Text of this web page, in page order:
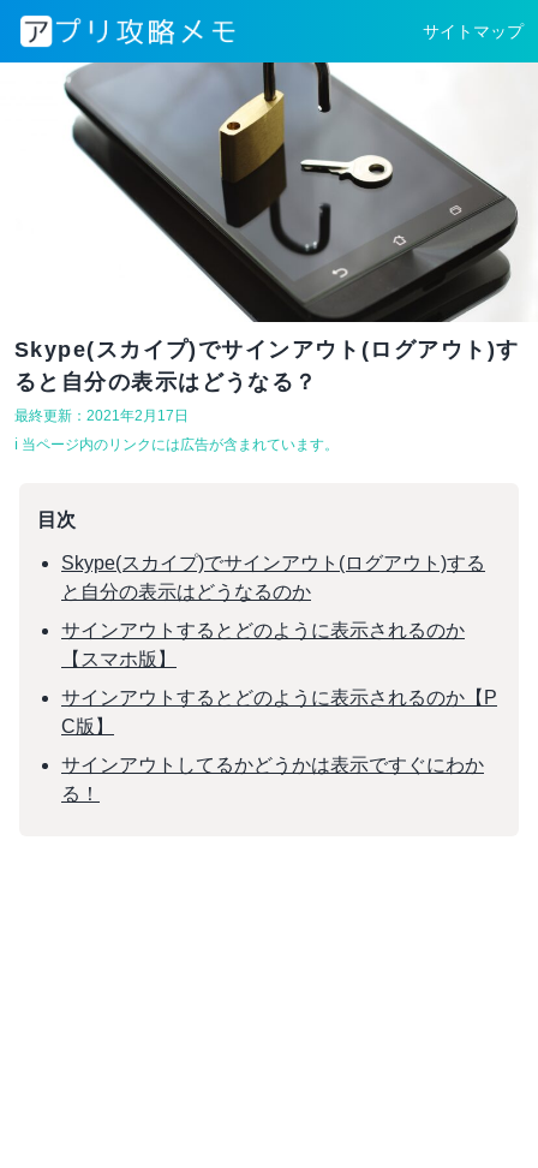
サイトマップ
Skype(スカイプ)でサインアウト(ログアウト)す
ると自分の表示はどうなる？
最終更新：2021年2月17日
ℹ︎ 当ページ内のリンクには広告が含まれています。
目次
Skype(スカイプ)でサインアウト(ログアウト)する
と自分の表示はどうなるのか
サインアウトするとどのように表示されるのか
【スマホ版】
サインアウトするとどのように表示されるのか【P
C版】
サインアウトしてるかどうかは表示ですぐにわか
る！